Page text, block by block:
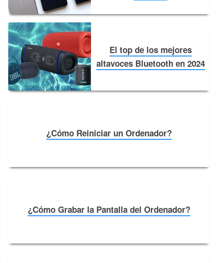
El top de los mejores
altavoces Bluetooth en 2024￼
¿Cómo Reiniciar un Ordenador?
¿Cómo Grabar la Pantalla del Ordenador?